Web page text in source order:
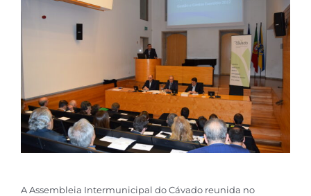
A Assembleia Intermunicipal do Cávado reunida no